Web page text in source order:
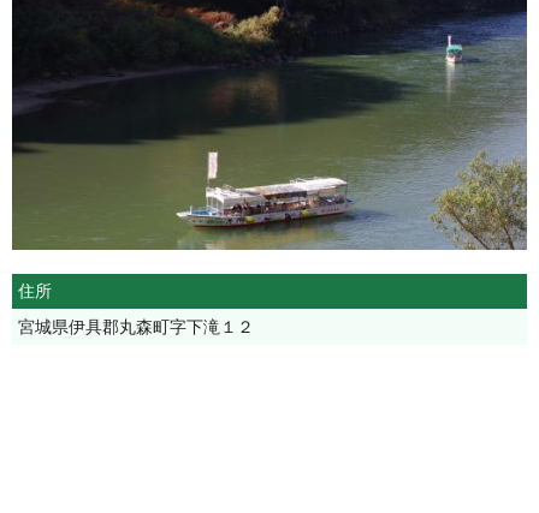
住所
宮城県伊具郡丸森町字下滝１２